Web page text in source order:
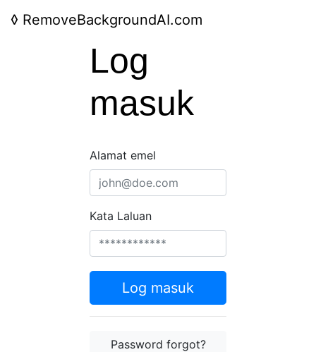
◊ RemoveBackgroundAI.com
Log
masuk
Alamat emel
Kata Laluan
Log masuk
Password forgot?